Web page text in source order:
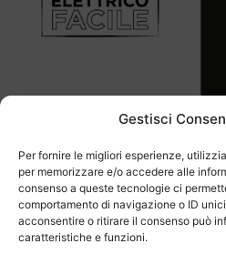
Gestisci
Per fornire le migliori esperienze,
per memorizzare e/o accedere alle
consenso a queste tecnologie ci
comportamento di navigazione o ID
acconsentire o ritirare il consenso può
caratteristiche e funzioni.
Sabato 25 (giornata intera)
disposizione dei clienti
operare test drive gratuiti
ciascuno) a bordo della